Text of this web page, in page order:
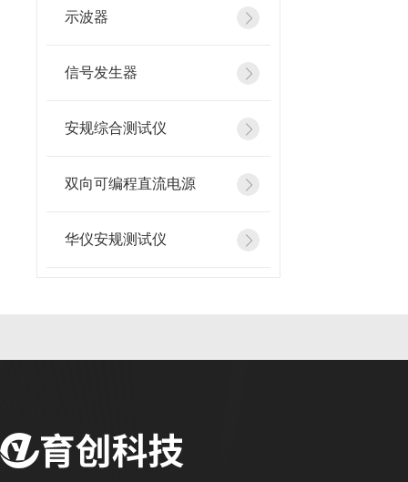
示波器
信号发生器
安规综合测试仪
双向可编程直流电源
华仪安规测试仪